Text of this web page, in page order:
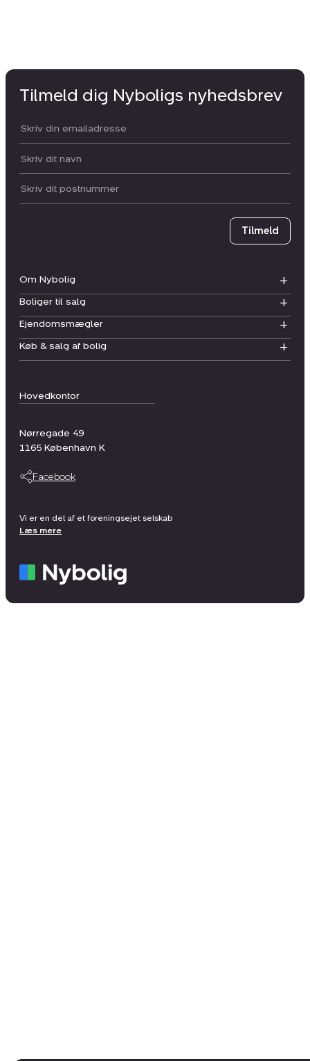
Hovedkontor
Nørregade 49
1165 København K
Facebook
Om Nybolig
Boliger til salg
Ejendomsmægler
Køb & salg af bolig
Tilmeld dig Nyboligs nyhedsbrev
Din email:
Dit navn:
Postnummer
Tilmeld
Vi er en del af et foreningsejet selskab
Læs mere